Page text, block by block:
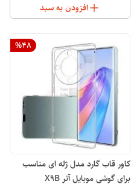
افزودن به سبد
%48
کاور قاب گارد مدل ژله ای مناسب
برای گوشی موبایل آنر X9B